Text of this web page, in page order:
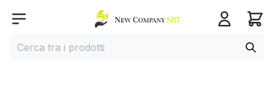
Open menu
Home page
Cerca